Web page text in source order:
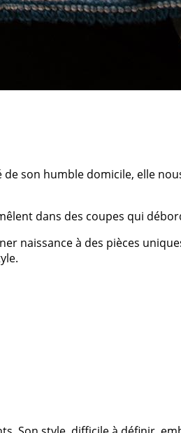
son humble domicile, elle
dans des coupes qui
naissance à des pièces